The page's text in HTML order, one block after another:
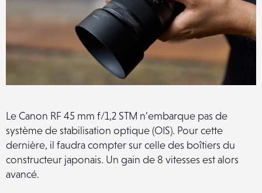
Le Canon RF 45 mm f/1,2 STM n’embarque pas de
système de stabilisation optique (OIS). Pour cette
dernière, il faudra compter sur celle des boîtiers du
constructeur japonais. Un gain de 8 vitesses est alors
avancé.